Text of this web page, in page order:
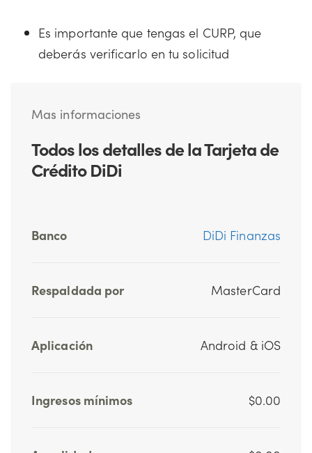
Es importante que tengas el CURP, que
deberás verificarlo en tu solicitud
Mas informaciones
Todos los detalles de la Tarjeta de
Crédito DiDi
Banco DiDi Finanzas
Respaldada por MasterCard
Aplicación Android & iOS
Ingresos mínimos $0.00